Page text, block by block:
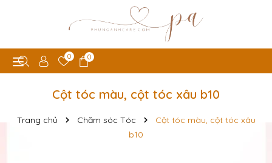
0 0
Cột tóc màu, cột tóc xâu b10
Trang chủ Chăm sóc Tóc
Cột tóc màu, cột tóc xâu
b10